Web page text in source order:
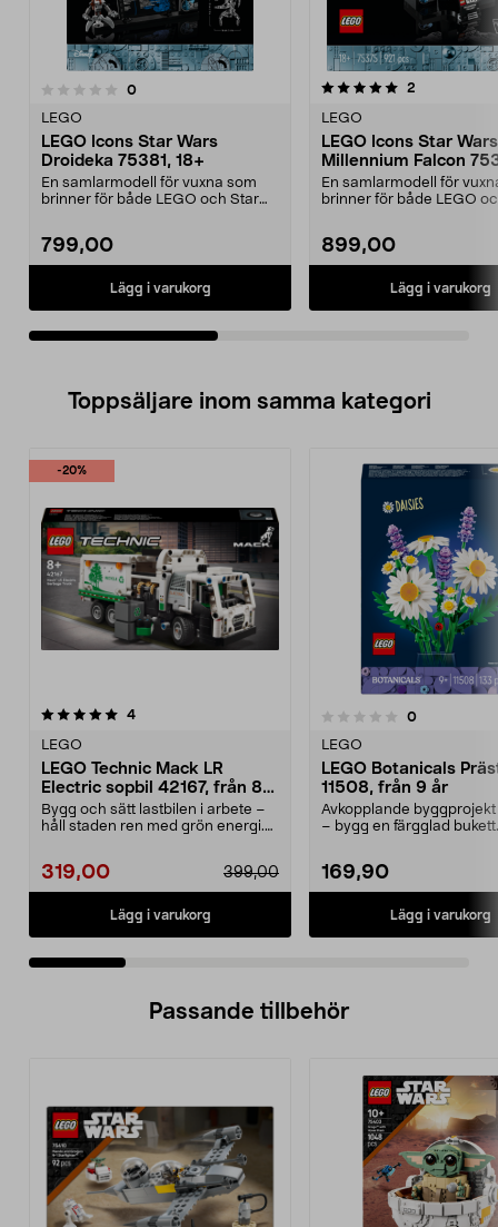
0recensioner
LEGO
LEGO Icons Star Wars
Droideka 75381, 18+
En samlarmodell för vuxna som
brinner för både LEGO och Star
799,00
Lägg i varukorg
5.0av 5 stjärnor 2
LEGO
LEGO Icons Star Wars
Millennium Falcon
år
En samlarmodell för
brinner för både LEGO
899,00
Lägg i varukorg
5.0av 5 stjärnor
Toppsäljare inom samma kategori
-20%
4recensioner
LEGO
LEGO Technic Mack LR
Electric sopbil 42167, från 8
år
Bygg och sätt lastbilen i arbete –
håll staden ren med grön energi.
319,00 399,00
Lägg i varukorg
0.0 av 5 stjärnor 0recensioner
LEGO
LEGO Botanicals
11508, från 9 år
Avkopplande
– bygg en färgglad
169,90
Lägg i varukorg
4.5 av 5 stjärnor
Passande tillbehör